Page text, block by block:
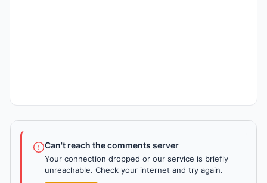
Can't reach the comments server
Your connection dropped or our service is briefly
unreachable. Check your internet and try again.